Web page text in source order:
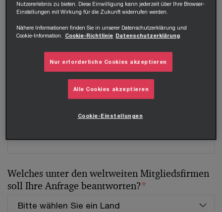
Tel.
Unternehmen
Welches unter den weltweiten Mitgliedsfirmen
soll Ihre Anfrage beantworten?*
Nutzererlebnis zu bieten. Diese Einwilligung kann jederzeit über Ihre Browser-
Einstellungen mit Wirkung für die Zukunft widerrufen werden.
Nähere Informationen finden Sie in unserer Datenschutzerklärung und
Cookie-Information.
Cookie-Richtlinie Datenschutzerklärung
Nur erforderliche Cookies akzeptieren
Alle Cookies akzeptieren
Cookie-Einstellungen